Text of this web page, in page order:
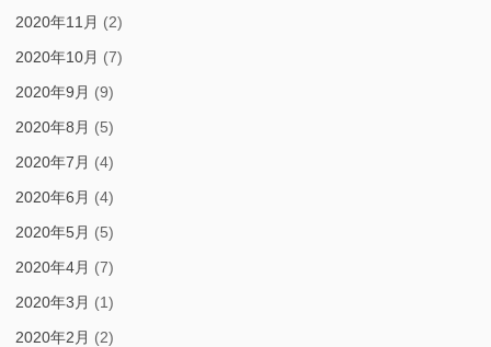
2020年11月 (2)
2020年10月 (7)
2020年9月 (9)
2020年8月 (5)
2020年7月 (4)
2020年6月 (4)
2020年5月 (5)
2020年4月 (7)
2020年3月 (1)
2020年2月 (2)